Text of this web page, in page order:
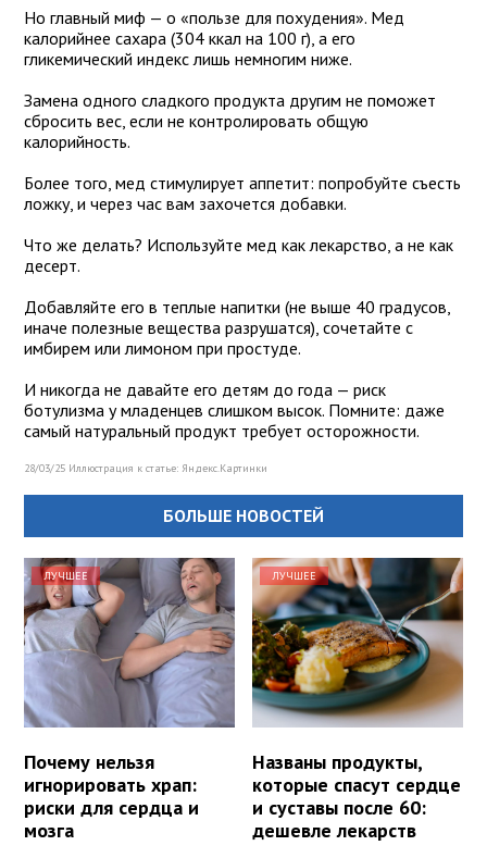
Но главный миф — о «пользе для похудения». Мед
калорийнее сахара (304 ккал на 100 г), а его
гликемический индекс лишь немногим ниже.
Замена одного сладкого продукта другим не поможет
сбросить вес, если не контролировать общую
калорийность.
Более того, мед стимулирует аппетит: попробуйте съесть
ложку, и через час вам захочется добавки.
Что же делать? Используйте мед как лекарство, а не как
десерт.
Добавляйте его в теплые напитки (не выше 40 градусов,
иначе полезные вещества разрушатся), сочетайте с
имбирем или лимоном при простуде.
И никогда не давайте его детям до года — риск
ботулизма у младенцев слишком высок. Помните: даже
самый натуральный продукт требует осторожности.
28/03/25 Иллюстрация к статье: Яндекс.Картинки
БОЛЬШЕ НОВОСТЕЙ
ЛУЧШЕЕ
Почему нельзя
игнорировать храп:
риски для сердца и
мозга
ЛУЧШЕЕ
Названы продукты,
которые спасут сердце
и суставы после 60:
дешевле лекарств